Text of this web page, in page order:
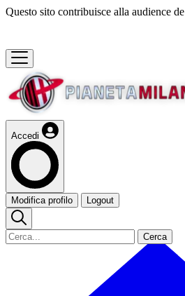
Questo sito contribuisce alla audience de
Accedi
Modifica profilo Logout
Cerca